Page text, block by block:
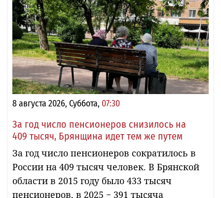
8 августа 2026, Суббота, 07:30
За год число пенсионеров снизилось на
409 тысяч, Брянщина идет тем же путем
За год число пенсионеров сократилось в
России на 409 тысяч человек. В Брянской
области в 2015 году было 433 тысяч
пенсионеров, в 2025 − 391 тысяча